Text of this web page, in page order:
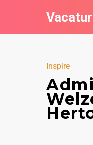
Inspire